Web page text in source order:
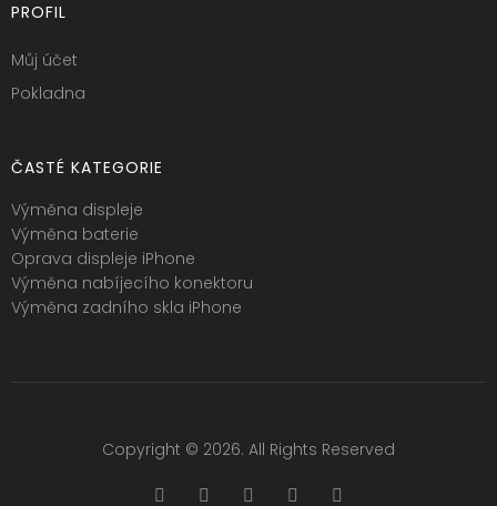
PROFIL
Můj účet
Pokladna
ČASTÉ KATEGORIE
Výměna displeje
Výměna baterie
Oprava displeje iPhone
Výměna nabíjecího konektoru
Výměna zadního skla iPhone
Copyright © 2026. All Rights Reserved